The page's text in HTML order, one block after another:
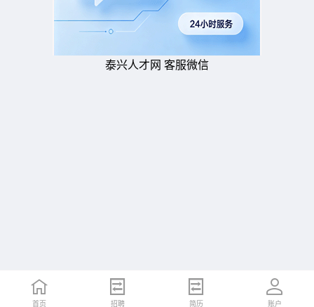
泰兴人才网 客服微信
首页 招聘 简历 账户